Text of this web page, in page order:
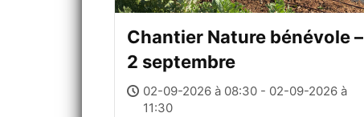
Chantier Nature bénévole –
2 septembre
02-09-2026 à 08:30 - 02-09-2026 à
11:30